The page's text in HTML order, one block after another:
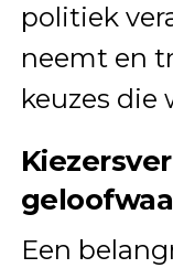
politiek
neemt en
keuzes die
Een